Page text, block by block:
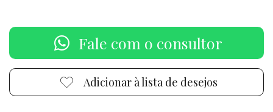
Fale com o consultor
Adicionar à lista de desejos